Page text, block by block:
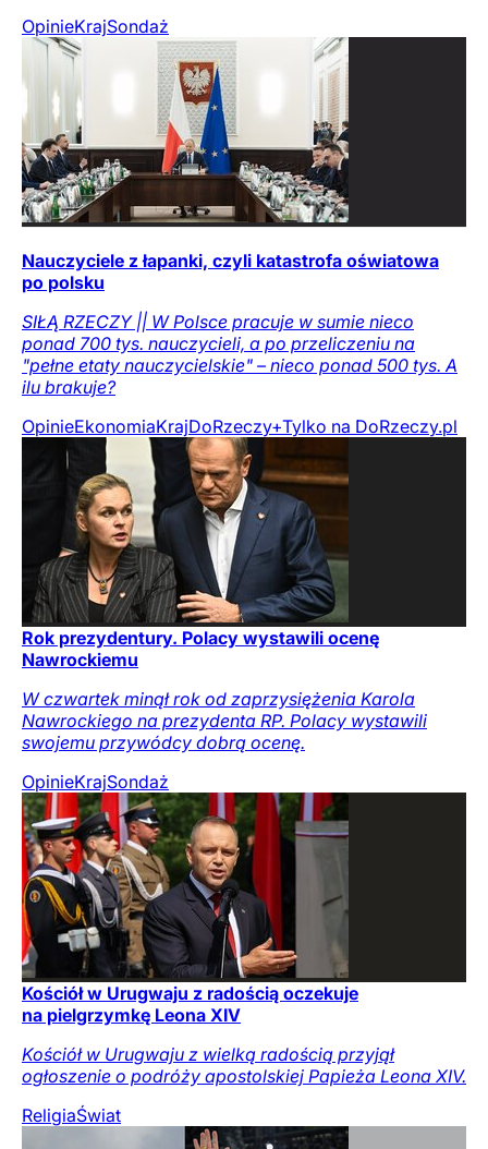
OpinieKrajSondaż
Nauczyciele z łapanki, czyli katastrofa oświatowa
po polsku
SIŁĄ RZECZY || W Polsce pracuje w sumie nieco
ponad 700 tys. nauczycieli, a po przeliczeniu na
"pełne etaty nauczycielskie" – nieco ponad 500 tys. A
ilu brakuje?
OpinieEkonomiaKrajDoRzeczy+Tylko na DoRzeczy.pl
Rok prezydentury. Polacy wystawili ocenę
Nawrockiemu
W czwartek minął rok od zaprzysiężenia Karola
Nawrockiego na prezydenta RP. Polacy wystawili
swojemu przywódcy dobrą ocenę.
OpinieKrajSondaż
Kościół w Urugwaju z radością oczekuje
na pielgrzymkę Leona XIV
Kościół w Urugwaju z wielką radością przyjął
ogłoszenie o podróży apostolskiej Papieża Leona XIV.
ReligiaŚwiat